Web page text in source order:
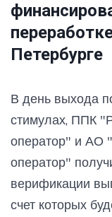
Петербурге
В день выхода
стимулах, ППК
оператор" и АО
оператор"
верификации
счет которых